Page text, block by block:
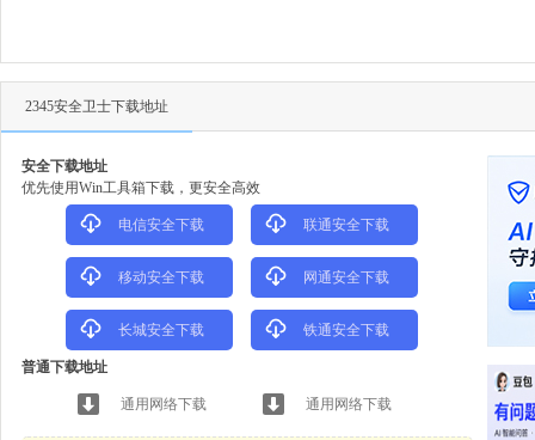
2345安全卫士下载地址
安全下载地址
优先使用Win工具箱下载，更安全高效
电信安全下载 联通安全下载
移动安全下载 网通安全下载
长城安全下载 铁通安全下载
普通下载地址
通用网络下载 通用网络下载